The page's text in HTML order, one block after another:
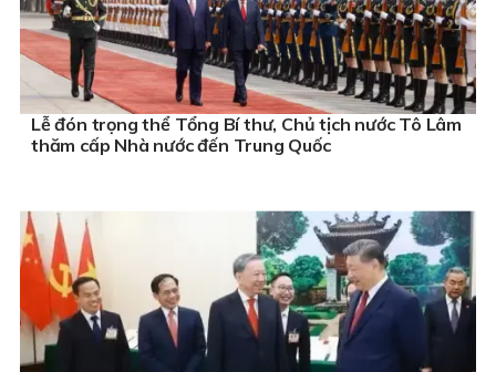
Lễ đón trọng thể Tổng Bí thư, Chủ tịch nước Tô Lâm
thăm cấp Nhà nước đến Trung Quốc